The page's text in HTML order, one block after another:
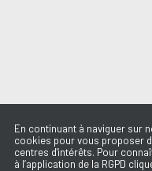
En continuant à naviguer sur
cookies pour vous proposer
centres d'intérêts. Pour
à l’application de la RGPD